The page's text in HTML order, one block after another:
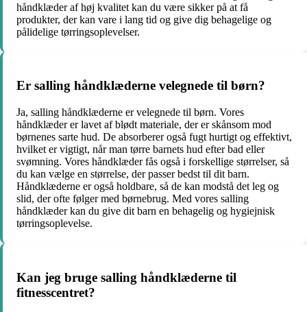
håndklæder af høj kvalitet kan du være sikker på at få
produkter, der kan vare i lang tid og give dig behagelige og
pålidelige tørringsoplevelser.
Er salling håndklæderne velegnede til børn?
Ja, salling håndklæderne er velegnede til børn. Vores
håndklæder er lavet af blødt materiale, der er skånsom mod
børnenes sarte hud. De absorberer også fugt hurtigt og effektivt,
hvilket er vigtigt, når man tørre barnets hud efter bad eller
svømning. Vores håndklæder fås også i forskellige størrelser, så
du kan vælge en størrelse, der passer bedst til dit barn.
Håndklæderne er også holdbare, så de kan modstå det leg og
slid, der ofte følger med børnebrug. Med vores salling
håndklæder kan du give dit barn en behagelig og hygiejnisk
tørringsoplevelse.
Kan jeg bruge salling håndklæderne til
fitnesscentret?